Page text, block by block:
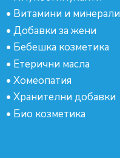
• Витамини и минерали
• Добавки за жени
• Бебешка козметика
• Етерични масла
• Хомеопатия
• Хранителни добавки
• Био козметика